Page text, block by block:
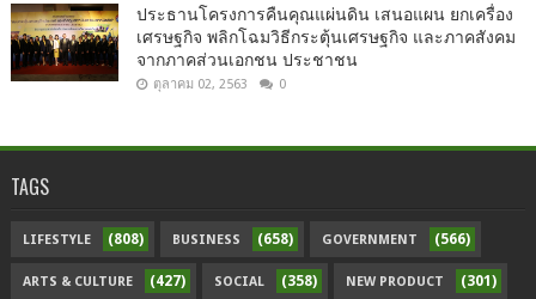
ประธานโครงการคืนคุณแผ่นดิน เสนอแผน ยกเครื่อง
เศรษฐกิจ พลิกโฉมวิธีกระตุ้นเศรษฐกิจ และภาคสังคม
จากภาคส่วนเอกชน ประชาชน
ตุลาคม 02, 2563 0
TAGS
LIFESTYLE (808) BUSINESS (658) GOVERNMENT (566)
ARTS & CULTURE (427) SOCIAL (358) NEW PRODUCT (301)